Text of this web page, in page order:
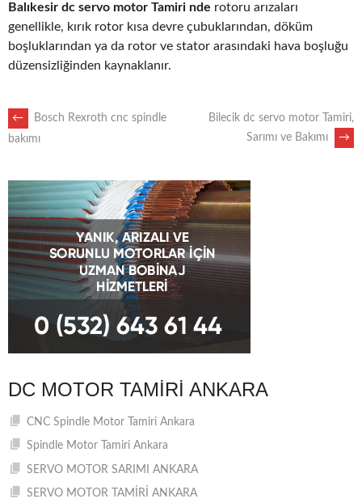
Balıkesir dc servo motor Tamiri nde rotoru arızaları
genellikle, kırık rotor kısa devre çubuklarından, döküm
boşluklarından ya da rotor ve stator arasındaki hava boşluğu
düzensizliğinden kaynaklanır.
POST
NAVIGATION
←
Bosch Rexroth cnc spindle
bakımı
Bilecik dc servo motor Tamiri,
Sarımı ve Bakımı
→
DC MOTOR TAMIRI ANKARA
CNC Spindle Motor Tamiri Ankara
Spindle Motor Tamiri Ankara
SERVO MOTOR SARIMI ANKARA
SERVO MOTOR TAMİRİ ANKARA